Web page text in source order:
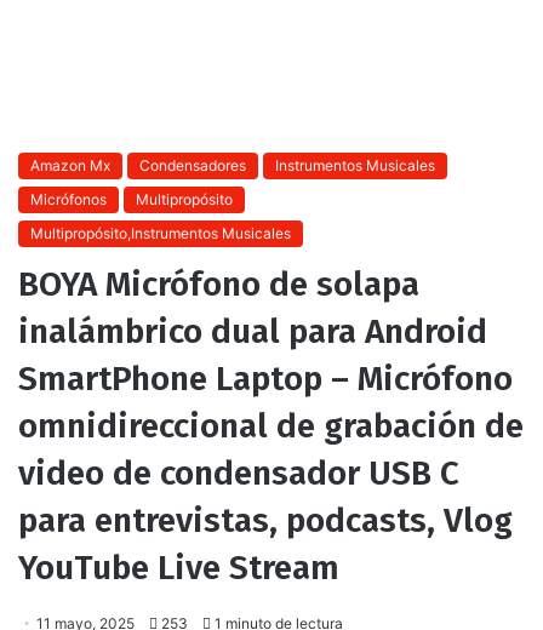
Amazon Mx Condensadores
Instrumentos Musicales
Micrófonos
Multipropósito
Multipropósito,Instrumentos Musicales
BOYA Micrófono de solapa
inalámbrico dual para Android
SmartPhone Laptop – Micrófono
omnidireccional de grabación de
video de condensador USB C
para entrevistas, podcasts, Vlog
YouTube Live Stream
11 mayo, 2025 253 1 minuto de lectura